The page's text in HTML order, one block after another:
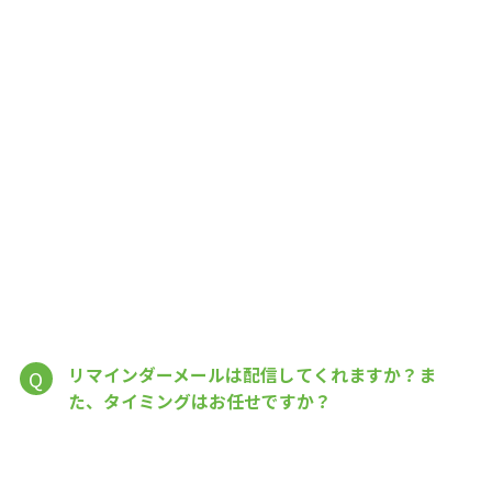
Q
リマインダーメールは配信してくれますか？ま
た、タイミングはお任せですか？